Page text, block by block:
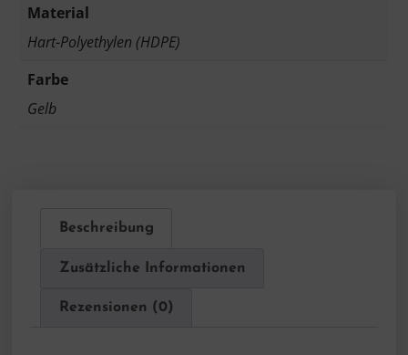
Material
Hart-Polyethylen (HDPE)
Farbe
Gelb
Beschreibung
Zusätzliche Informationen
Rezensionen (0)